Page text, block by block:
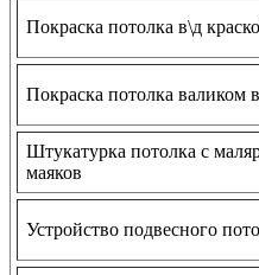
Покраска потолка в\д
Покраска потолка валиком
Штукатурка потолка с
маяков
Устройство подвесного